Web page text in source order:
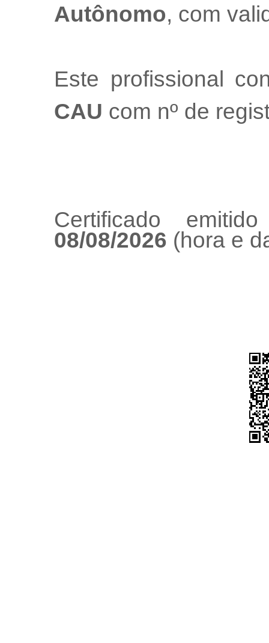
Autônomo, com
Este profissional
CAU com nº de
Certificado
08/08/2026 (hora e